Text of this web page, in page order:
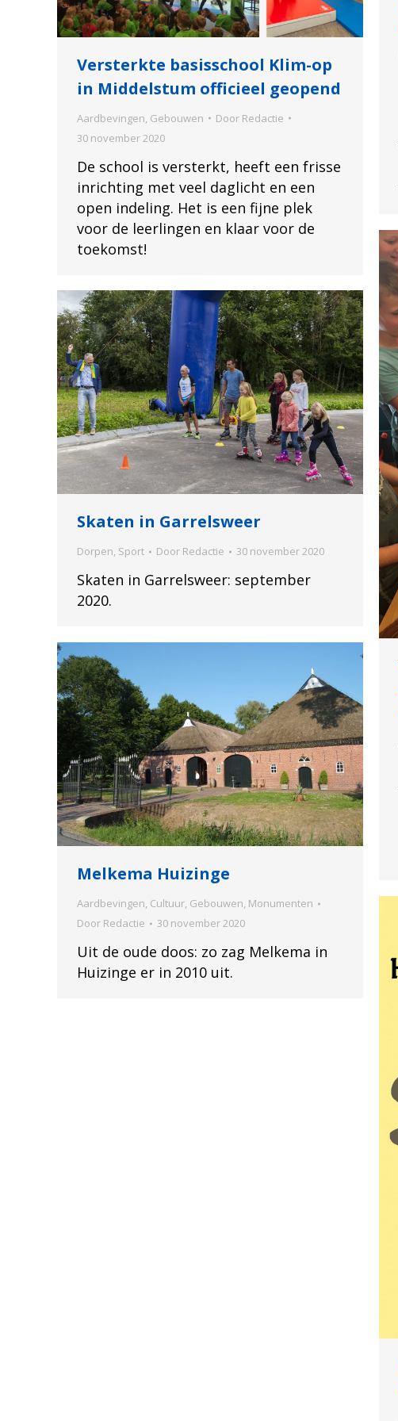
Versterkte basisschool Klim-op
in Middelstum officieel geopend
Aardbevingen Gebouwen Door Redactie
30 november 2020
De school is versterkt, heeft een frisse
inrichting met veel daglicht en een
open indeling. Het is een fijne plek
voor de leerlingen en klaar voor de
toekomst!
Skaten in Garrelsweer
Dorpen, Sport Door Redactie 30 november 2020
Skaten in Garrelsweer: september
2020.
Melkema Huizinge
Aardbevingen, Cultuur, Gebouwen, Monumenten
Door Redactie 30 november 2020
Uit de oude doos: zo zag Melkema in
Huizinge er in 2010 uit.